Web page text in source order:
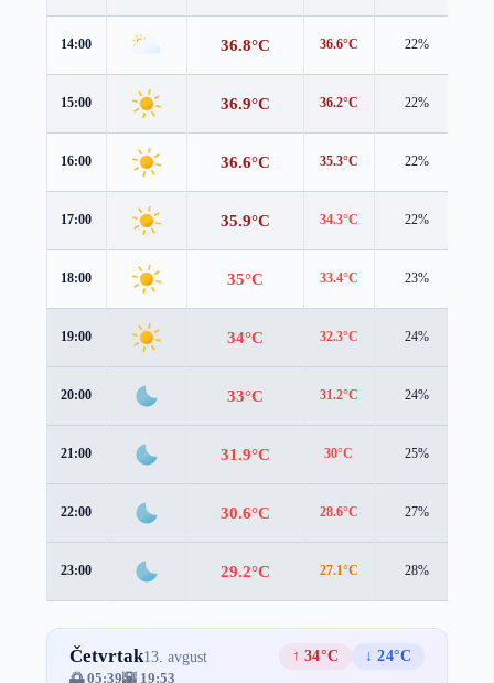
14:00 36.8°C 36.6°C 22%
15:00 36.9°C 36.2°C 22%
16:00 36.6°C 35.3°C 22%
17:00 35.9°C 34.3°C 22%
18:00 35°C 33.4°C 23%
19:00 34°C 32.3°C 24%
20:00 33°C 31.2°C 24%
21:00 31.9°C 30°C 25%
22:00 30.6°C 28.6°C 27%
23:00 29.2°C 27.1°C 28%
Četvrtak13. avgust ↑ 34°C
↓ 24°C
🌅 05:39🌇 19:53